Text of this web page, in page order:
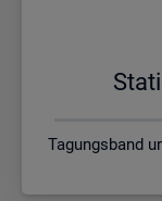
Tagungsband